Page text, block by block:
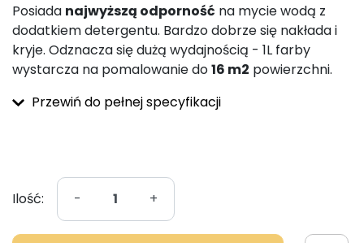
Posiada najwyższą odporność na mycie wodą z
dodatkiem detergentu. Bardzo dobrze się nakłada i
kryje. Odznacza się dużą wydajnością - 1L farby
wystarcza na pomalowanie do16 m2 powierzchni.
Przewiń do pełnej specyfikacji
Ilość: - +